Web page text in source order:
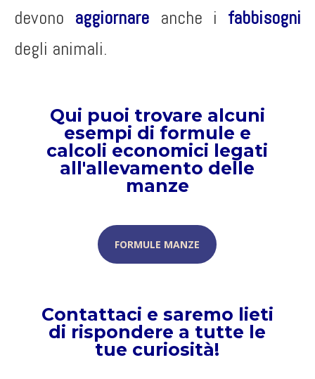
devono aggiornare anche i fabbisogni
degli animali.
Qui puoi trovare alcuni
esempi di formule e
calcoli economici legati
all'allevamento delle
manze
FORMULE MANZE
Contattaci e saremo lieti
di rispondere a tutte le
tue curiosità!